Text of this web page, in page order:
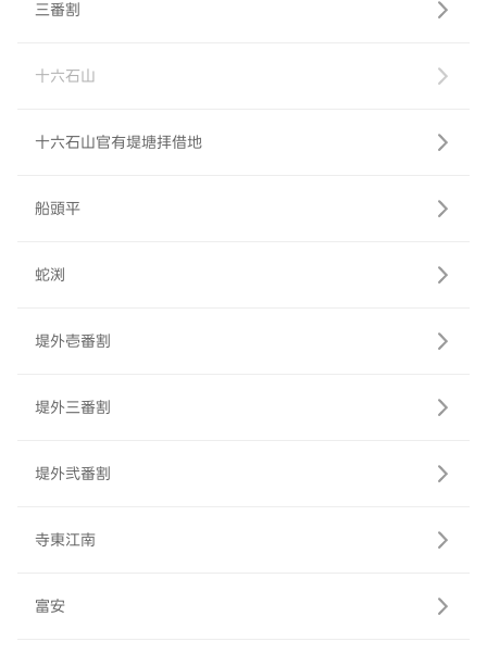
三番割
十六石山
十六石山官有堤塘拝借地
船頭平
蛇渕
堤外壱番割
堤外三番割
堤外弐番割
寺東江南
富安